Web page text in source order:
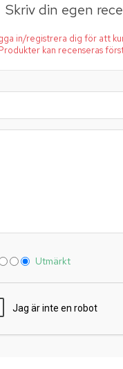
Skriv din egen
in/registrera dig för att
kan recenseras
Utmärkt